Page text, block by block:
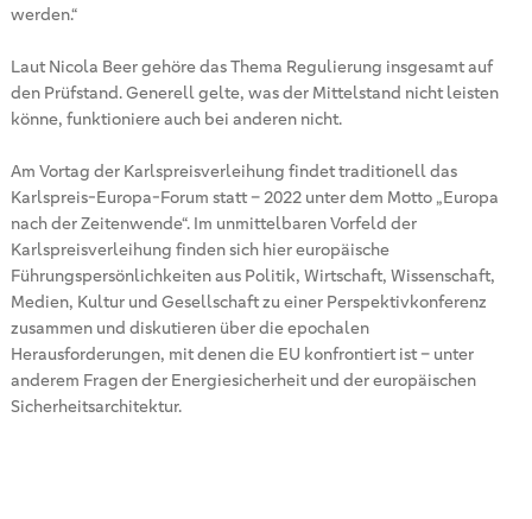
werden.“
Laut Nicola Beer gehöre das Thema Regulierung insgesamt auf
den Prüfstand. Generell gelte, was der Mittelstand nicht leisten
könne, funktioniere auch bei anderen nicht.
Am Vortag der Karlspreisverleihung findet traditionell das
Karlspreis-Europa-Forum statt – 2022 unter dem Motto „Europa
nach der Zeitenwende“. Im unmittelbaren Vorfeld der
Karlspreisverleihung finden sich hier europäische
Führungspersönlichkeiten aus Politik, Wirtschaft, Wissenschaft,
Medien, Kultur und Gesellschaft zu einer Perspektivkonferenz
zusammen und diskutieren über die epochalen
Herausforderungen, mit denen die EU konfrontiert ist – unter
anderem Fragen der Energiesicherheit und der europäischen
Sicherheitsarchitektur.